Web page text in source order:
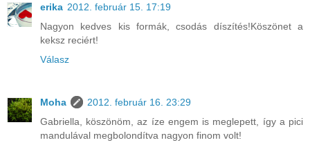
erika 2012. február 15. 17:19
Nagyon kedves kis formák, csodás díszítés!Köszönet a
keksz reciért!
Válasz
Moha
2012. február 16. 23:29
Gabriella, köszönöm, az íze engem is meglepett, így a pici
mandulával megbolondítva nagyon finom volt!